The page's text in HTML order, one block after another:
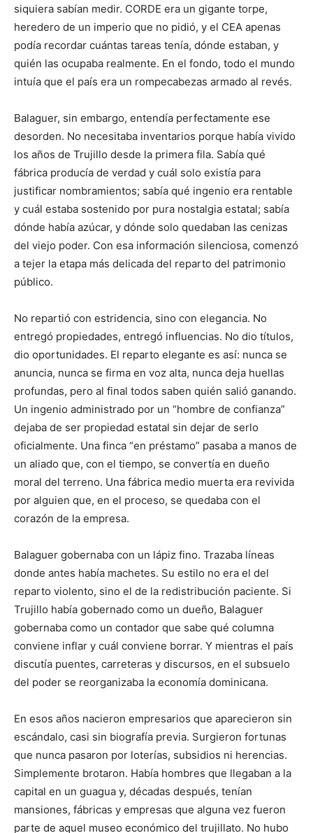
siquiera sabían medir. CORDE era un gigante torpe,
heredero de un imperio que no pidió, y el CEA apenas
podía recordar cuántas tareas tenía, dónde estaban, y
quién las ocupaba realmente. En el fondo, todo el mundo
intuía que el país era un rompecabezas armado al revés.
Balaguer, sin embargo, entendía perfectamente ese
desorden. No necesitaba inventarios porque había vivido
los años de Trujillo desde la primera fila. Sabía qué
fábrica producía de verdad y cuál solo existía para
justificar nombramientos; sabía qué ingenio era rentable
y cuál estaba sostenido por pura nostalgia estatal; sabía
dónde había azúcar, y dónde solo quedaban las cenizas
del viejo poder. Con esa información silenciosa, comenzó
a tejer la etapa más delicada del reparto del patrimonio
público.
No repartió con estridencia, sino con elegancia. No
entregó propiedades, entregó influencias. No dio títulos,
dio oportunidades. El reparto elegante es así: nunca se
anuncia, nunca se firma en voz alta, nunca deja huellas
profundas, pero al final todos saben quién salió ganando.
Un ingenio administrado por un “hombre de confianza”
dejaba de ser propiedad estatal sin dejar de serlo
oficialmente. Una finca “en préstamo” pasaba a manos de
un aliado que, con el tiempo, se convertía en dueño
moral del terreno. Una fábrica medio muerta era revivida
por alguien que, en el proceso, se quedaba con el
corazón de la empresa.
Balaguer gobernaba con un lápiz fino. Trazaba líneas
donde antes había machetes. Su estilo no era el del
reparto violento, sino el de la redistribución paciente. Si
Trujillo había gobernado como un dueño, Balaguer
gobernaba como un contador que sabe qué columna
conviene inflar y cuál conviene borrar. Y mientras el país
discutía puentes, carreteras y discursos, en el subsuelo
del poder se reorganizaba la economía dominicana.
En esos años nacieron empresarios que aparecieron sin
escándalo, casi sin biografía previa. Surgieron fortunas
que nunca pasaron por loterías, subsidios ni herencias.
Simplemente brotaron. Había hombres que llegaban a la
capital en un guagua y, décadas después, tenían
mansiones, fábricas y empresas que alguna vez fueron
parte de aquel museo económico del trujillato. No hubo